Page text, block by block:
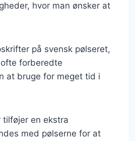
hvor man ønsker at
på svensk pølseret,
forberedte
at bruge for meget tid i
en ekstra
med pølserne for at